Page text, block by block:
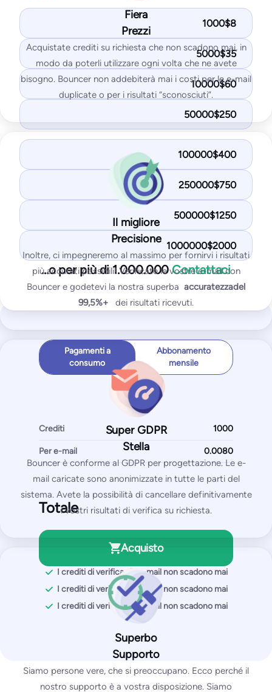
1000$8
5000$35
10000$60
50000$250
100000$400
250000$750
500000$1250
1000000$2000
…o per più di 1.000.000Contattaci
Pagamenti a
consumo
Abbonamento
mensile
Crediti
Per e-mail
Totale
Acquisto
I crediti di verifica via e-mail non scadono mai
I crediti di verifica via e-mail non scadono mai
I crediti di verifica via e-mail non scadono mai
Test SPF e DKIM
Test DMARK
Test di SpamAssassin
1.000
email di prova
IP/domini monitorati
Iniziare gratuitamente
Si ottiene con il piano Standard:
Test di posizionamento della posta in arrivo
Test delle liste di blocco di IP e domini
Test di SpamAssassin
I più popolari
Pro
e-mail di prova
50IP/domini monitorati
Iniziare gratuitamente
Si ottiene con il piano Pro:
Test di posizionamento della posta in arrivo
Test delle liste di blocco di IP e domini
Test di SpamAssassin
L’impresa
Fiera
Prezzi
Acquistate crediti su richiesta che non scadono mai, in
modo da poterli utilizzare ogni volta che ne avete
bisogno. Bouncer non addebiterà mai i costi per le e-mail
duplicate o per i risultati “sconosciuti”.
Il migliore
Precisione
Inoltre, ci impegneremo al massimo per fornirvi i risultati
più accurati possibili! Verificate le vostre e-mail con
Bouncer e godetevi la nostra superba accuratezzadel
99,5%+ dei risultati ricevuti.
Super GDPR
Stella
Bouncer è conforme al GDPR per progettazione. Le e-
mail caricate sono anonimizzate in tutte le parti del
sistema. Avete la possibilità di cancellare definitivamente
i vostri risultati di verifica su richiesta.
Superbo
Supporto
Siamo persone vere, che si preoccupano. Ecco perché il
nostro supporto è a vostra disposizione. Siamo